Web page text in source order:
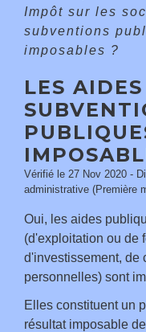
Impôt sur les
subventions
imposables ?
LES
Vérifié le 27 Nov 2020 -
administrative (Première
Oui, les aides
(d'exploitation ou de
d'investissement, de
personnelles) sont
Elles constituent un
résultat imposable